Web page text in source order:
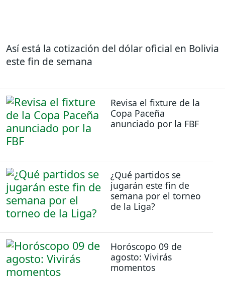
Así está la cotización del dólar oficial en Bolivia
este fin de semana
Revisa el fixture de la
Copa Paceña
anunciado por la FBF
¿Qué partidos se
jugarán este fin de
semana por el torneo
de la Liga?
Horóscopo 09 de
agosto: Vivirás
momentos